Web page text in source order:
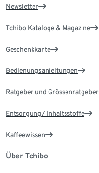
Newsletter
Tchibo Kataloge & Magazine
Geschenkkarte
Bedienungsanleitungen
Ratgeber und Grössenratgeber
Entsorgung/ Inhaltsstoffe
Kaffeewissen
Über Tchibo